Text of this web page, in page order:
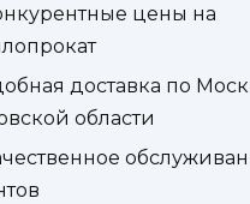
цены на
доставка по
области